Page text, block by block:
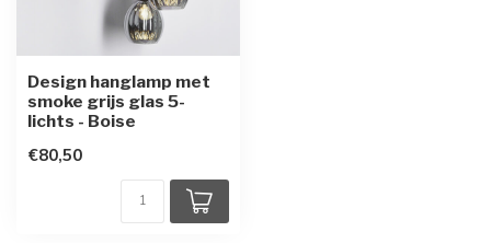
Design hanglamp met
smoke grijs glas 5-
lichts - Boise
€80,50